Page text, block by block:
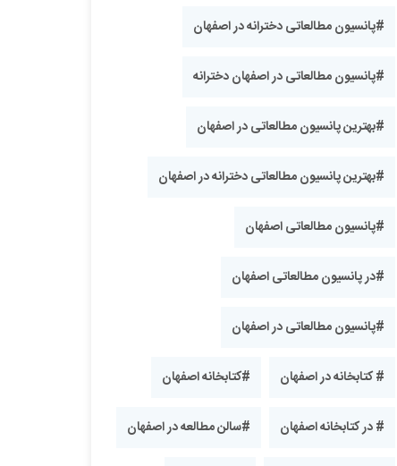
#پانسیون مطالعاتی دخترانه در اصفهان
#پانسیون مطالعاتی در اصفهان دخترانه
#بهترین پانسیون مطالعاتی در اصفهان
#بهترین پانسیون مطالعاتی دخترانه در اصفهان
#پانسیون مطالعاتی اصفهان
#در پانسیون مطالعاتی اصفهان
#پانسیون مطالعاتی در اصفهان
# کتابخانه در اصفهان #کتابخانه اصفهان
# در کتابخانه اصفهان #سالن مطالعه در اصفهان